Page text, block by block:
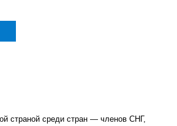
страной среди стран — членов СНГ,